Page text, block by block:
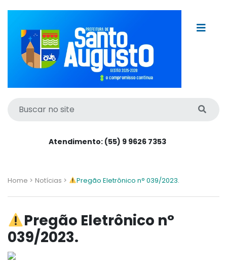
Atendimento: (55) 9 9626 7353
Home > Notícias > Pregão Eletrônico n° 039/2023.
Pregão Eletrônico n°
039/2023.